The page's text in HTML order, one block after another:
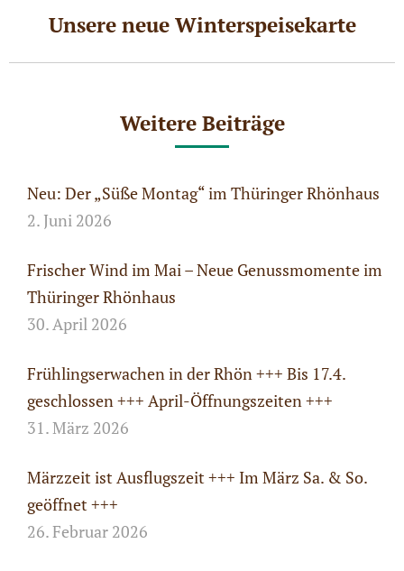
Nächster
Unsere neue Winterspeisekarte
Weitere Beiträge
Neu: Der „Süße Montag“ im Thüringer Rhönhaus
2. Juni 2026
Frischer Wind im Mai – Neue Genussmomente im
Thüringer Rhönhaus
30. April 2026
Frühlingserwachen in der Rhön +++ Bis 17.4.
geschlossen +++ April-Öffnungszeiten +++
31. März 2026
Märzzeit ist Ausflugszeit +++ Im März Sa. & So.
geöffnet +++
26. Februar 2026